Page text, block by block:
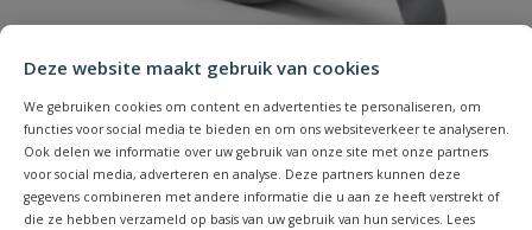
Deze website maakt gebruik van cookies
We gebruiken cookies om content en advertenties te personaliseren, om
functies voor social media te bieden en om ons websiteverkeer te analyseren.
Ook delen we informatie over uw gebruik van onze site met onze partners
voor social media, adverteren en analyse. Deze partners kunnen deze
gegevens combineren met andere informatie die u aan ze heeft verstrekt of
die ze hebben verzameld op basis van uw gebruik van hun services. Lees
Beoordeling
Beoordeling versturen
Ophangband
Geschikt om buizen tijdelijk of permanent aan de fundering of
muur op te hangen. Ook per meter.